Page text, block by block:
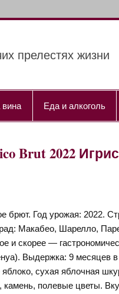
прелестях жизни
вина Еда и алкоголь
Brut 2022
брют. Год урожая: 2022.
Макабео, Шарелло,
и скорее —
Выдержка: 9 месяцев
сухая яблочная
полевые цветы.